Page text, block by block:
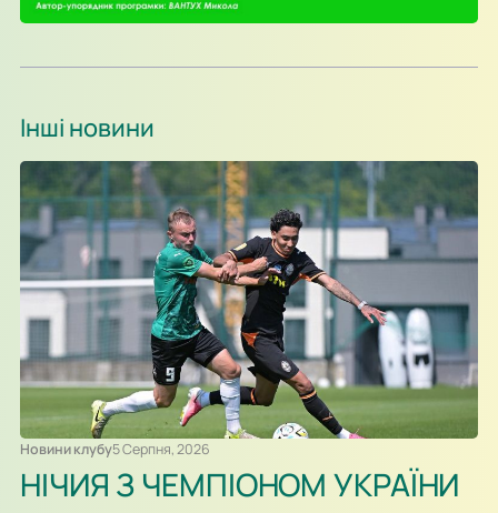
Інші новини
Новини клубу5 Серпня, 2026
НІЧИЯ З ЧЕМПІОНОМ УКРАЇНИ